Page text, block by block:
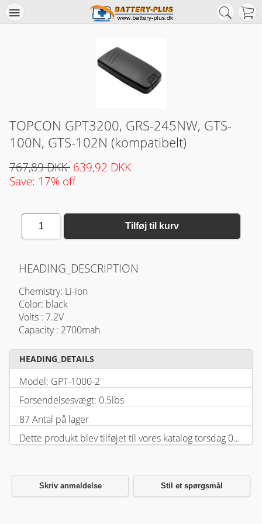
TOPCON GPT3200, GRS-245NW, GTS-
100N, GTS-102N (kompatibelt)
767,89 DKK 639,92 DKK
Save: 17% off
1 Tilføj til kurv
HEADING_DESCRIPTION
Chemistry: Li-ion
Color: black
Volts : 7.2V
Capacity : 2700mah
HEADING_DETAILS
Model: GPT-1000-2
Forsendelsesvægt: 0.5lbs
87 Antal på lager
Dette produkt blev tilføjet til vores katalog torsdag 05 februar, 2026.
Skriv anmeldelse Stil et spørgsmål